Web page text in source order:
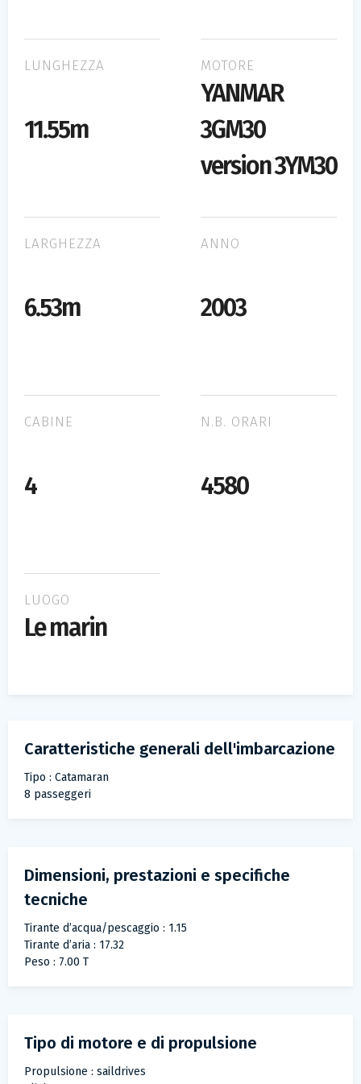
LUNGHEZZA
11.55m
MOTORE
YANMAR
3GM30
version 3YM30
LARGHEZZA
6.53m
ANNO
2003
CABINE
4
N.B. ORARI
4580
LUOGO
Le marin
Caratteristiche generali dell'imbarcazione
Tipo : Catamaran
8 passeggeri
Dimensioni, prestazioni e specifiche
tecniche
Tirante d’acqua/pescaggio : 1.15
Tirante d’aria : 17.32
Peso : 7.00 T
Tipo di motore e di propulsione
Propulsione : saildrives